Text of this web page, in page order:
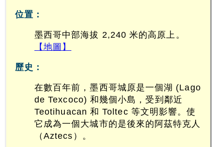
位置：
墨西哥中部海拔 2,240 米的高原上。
【地圖】
歷史：
在數百年前，墨西哥城原是一個湖 (Lago
de Texcoco) 和幾個小島，受到鄰近
Teotihuacan 和 Toltec 等文明影響。使
它成為一個大城市的是後來的阿茲特克人
（Aztecs）。